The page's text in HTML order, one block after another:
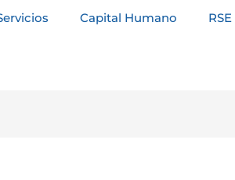
Capital Humano RSE